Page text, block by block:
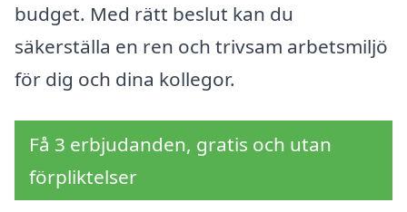
budget. Med rätt beslut kan du
säkerställa en ren och trivsam arbetsmiljö
för dig och dina kollegor.
Få 3 erbjudanden, gratis och utan
förpliktelser